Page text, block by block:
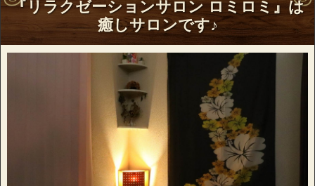
『リラクゼーションサロン ロミロミ』は
癒しサロンです♪